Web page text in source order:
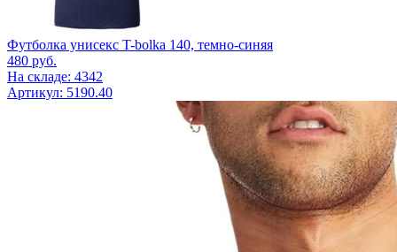
Футболка унисекс T-bolka 140, темно-синяя
480 руб.
На складе: 4342
Артикул: 5190.40